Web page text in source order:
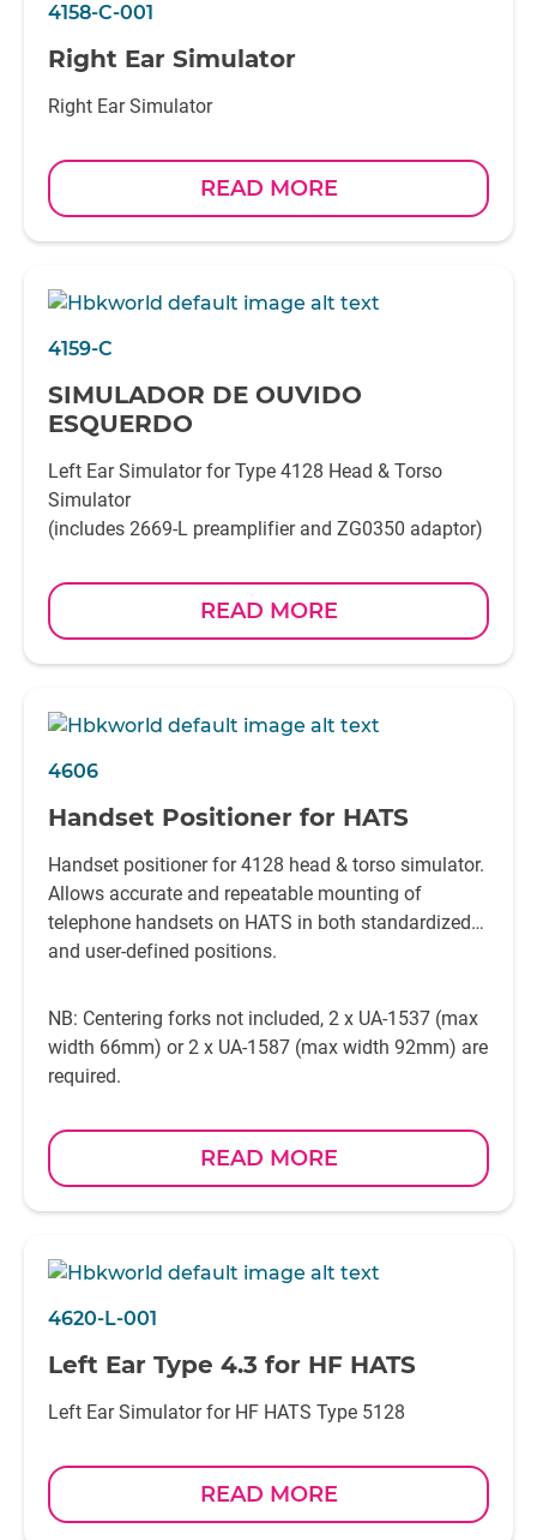
4158-C-001
Right Ear Simulator
Right Ear Simulator
READ MORE
4159-C
SIMULADOR DE OUVIDO
ESQUERDO
Left Ear Simulator for Type 4128 Head & Torso
Simulator
(includes 2669-L preamplifier and ZG0350 adaptor)
READ MORE
4606
Handset Positioner for HATS
Handset positioner for 4128 head & torso simulator.
Allows accurate and repeatable mounting of
telephone handsets on HATS in both standardized
and user-defined positions.
NB: Centering forks not included, 2 x UA-1537 (max
width 66mm) or 2 x UA-1587 (max width 92mm) are
required.
READ MORE
4620-L-001
Left Ear Type 4.3 for HF HATS
Left Ear Simulator for HF HATS Type 5128
READ MORE